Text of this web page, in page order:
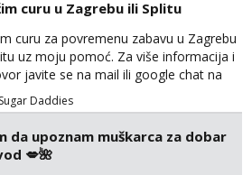
poziv!
677- Kod: #72
mob:1,12€ min
:)
677
mob:1,12€ min
me kada se oslobodi
curu u Zagrebu ili Splitu
curu za povremenu zabavu u Zagrebu
uz moju pomoć. Za više informacija i
javite se na mail ili google chat na
Sugar Daddies
da upoznam muškarca za dobar
💋🌺